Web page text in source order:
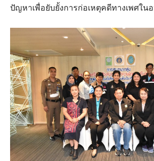
ปัญหาเพื่อยับยั้งการก่อเหตุคดีทางเพศใน